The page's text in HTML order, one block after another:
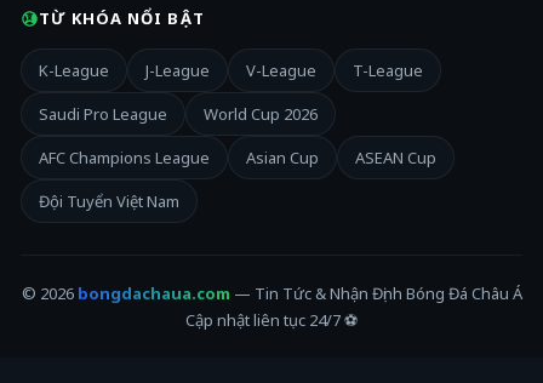
TỪ KHÓA NỔI BẬT
K-League J-League V-League
T-League
Saudi Pro League
World Cup 2026
AFC Champions League
Asian Cup
ASEAN Cup
Đội Tuyển Việt Nam
© 2026 bongdachaua.com — Tin Tức & Nhận Định Bóng Đá Châu Á
Cập nhật liên tục 24/7 ⚽